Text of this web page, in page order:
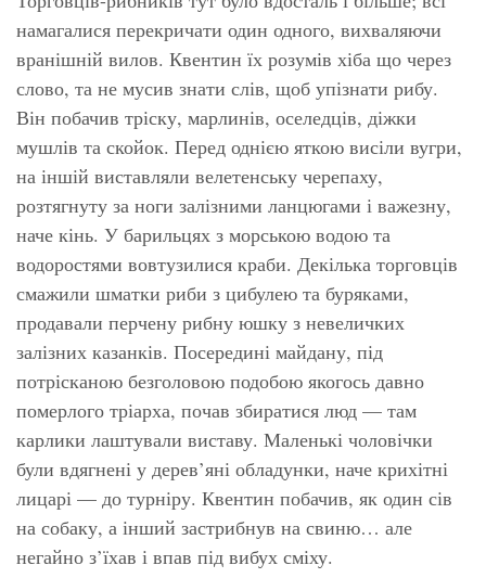
намагалися перекричати один одного, вихваляючи
вранішній вилов. Квентин їх розумів хіба що через
слово, та не мусив знати слів, щоб упізнати рибу.
Він побачив тріску, марлинів, оселедців, діжки
мушлів та скойок. Перед однією яткою висіли вугри,
на іншій виставляли велетенську черепаху,
розтягнуту за ноги залізними ланцюгами і важезну,
наче кінь. У барильцях з морською водою та
водоростями вовтузилися краби. Декілька торговців
смажили шматки риби з цибулею та буряками,
продавали перчену рибну юшку з невеличких
залізних казанків. Посередині майдану, під
потрісканою безголовою подобою якогось давно
померлого тріарха, почав збиратися люд — там
карлики лаштували виставу. Маленькі чоловічки
були вдягнені у дерев’яні обладунки, наче крихітні
лицарі — до турніру. Квентин побачив, як один сів
на собаку, а інший застрибнув на свиню… але
негайно з’їхав і впав під вибух сміху.